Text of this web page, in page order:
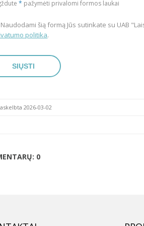
* pažymėti privalomi formos laukai
Naudodami šią formą Jūs sutinkate su UAB
politika.
2026-03-02
0